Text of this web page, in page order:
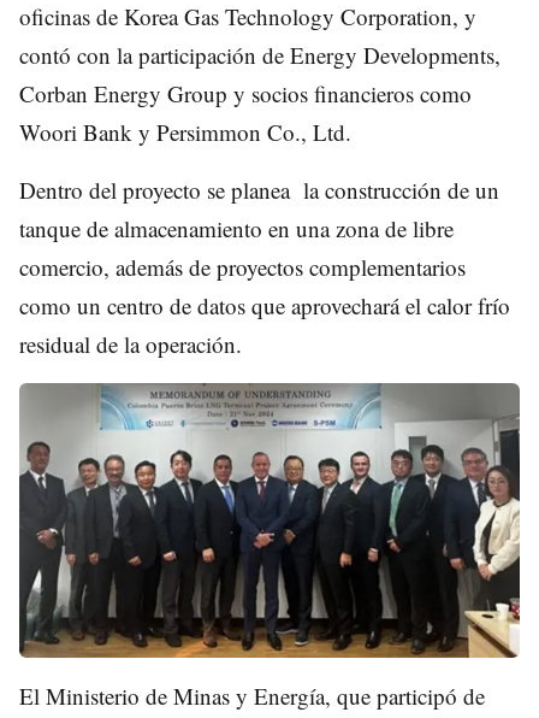
oficinas de Korea Gas Technology Corporation, y
contó con la participación de Energy Developments,
Corban Energy Group y socios financieros como
Woori Bank y Persimmon Co., Ltd.
Dentro del proyecto se planea la construcción de un
tanque de almacenamiento en una zona de libre
comercio, además de proyectos complementarios
como un centro de datos que aprovechará el calor frío
residual de la operación.
El Ministerio de Minas y Energía, que participó de